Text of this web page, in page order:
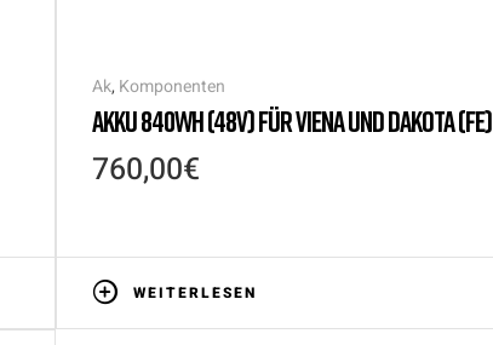
Ak, Komponenten
AKKU 840WH (48V) FÜR VIENA UND DAKOTA (FE)
760,00€
WEITERLESEN